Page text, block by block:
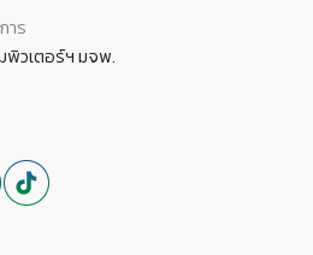
าร
วเตอร์ฯ มจพ.